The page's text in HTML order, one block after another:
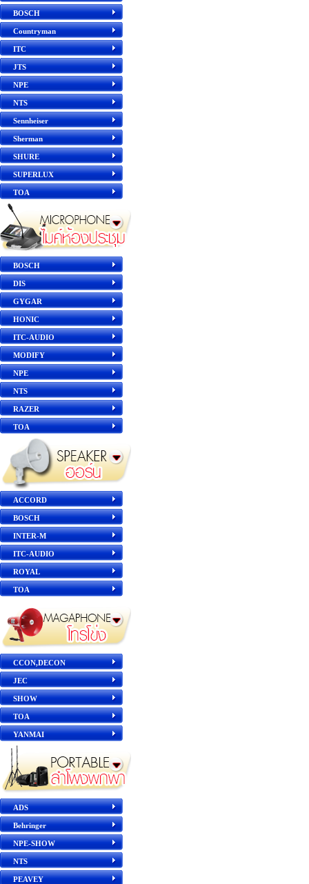
BOSCH
Countryman
ITC
JTS
NPE
NTS
Sennheiser
Sherman
SHURE
SUPERLUX
TOA
BOSCH
DIS
GYGAR
HONIC
ITC-AUDIO
MODIFY
NPE
NTS
RAZER
TOA
ACCORD
BOSCH
INTER-M
ITC-AUDIO
ROYAL
TOA
CCON,DECON
JEC
SHOW
TOA
YANMAI
ADS
Behringer
NPE-SHOW
NTS
PEAVEY